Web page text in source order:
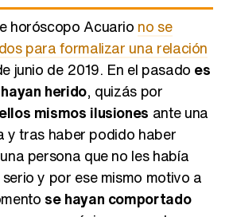
horóscopo Acuariono se
para formalizar una relación
junio de 2019. En el pasadoes
herido, quizás por
mismos ilusionesante una
y tras haber podido haber
persona que no les había
y por ese mismo motivo a
se hayan comportado
con sus próximos amantes.